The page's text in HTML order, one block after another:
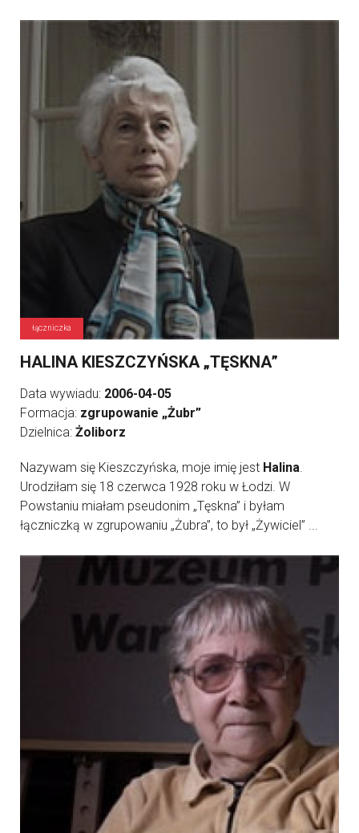
łączniczka
HALINA KIESZCZYŃSKA „TĘSKNA”
Data wywiadu: 2006-04-05
Formacja: zgrupowanie „Żubr”
Dzielnica: Żoliborz
Nazywam się Kieszczyńska, moje imię jest Halina.
Urodziłam się 18 czerwca 1928 roku w Łodzi. W
Powstaniu miałam pseudonim „Tęskna” i byłam
łączniczką w zgrupowaniu „Żubra”, to był „Żywiciel” ...